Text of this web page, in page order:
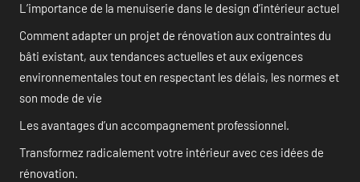
L’importance de la menuiserie dans le design d’intérieur actuel
Comment adapter un projet de rénovation aux contraintes du
bâti existant, aux tendances actuelles et aux exigences
environnementales tout en respectant les délais, les normes et
son mode de vie
Les avantages d’un accompagnement professionnel.
Transformez radicalement votre intérieur avec ces idées de
rénovation.